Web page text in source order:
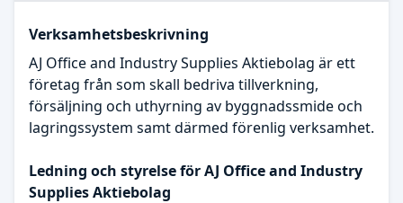
Verksamhetsbeskrivning
AJ Office and Industry Supplies Aktiebolag är ett
företag från som skall bedriva tillverkning,
försäljning och uthyrning av byggnadssmide och
lagringssystem samt därmed förenlig verksamhet.
Ledning och styrelse för AJ Office and Industry
Supplies Aktiebolag